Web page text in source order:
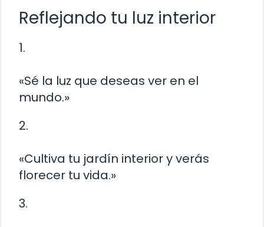
Reflejando tu luz interior
1.
«Sé la luz que deseas ver en el
mundo.»
2.
«Cultiva tu jardín interior y verás
florecer tu vida.»
3.